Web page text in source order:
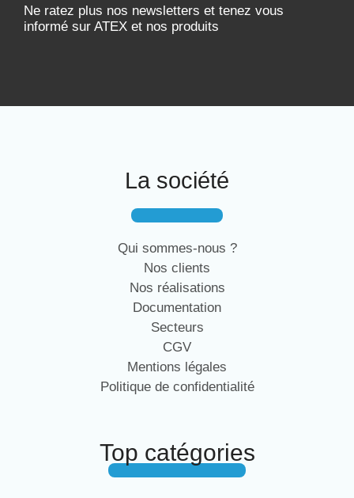
Ne ratez plus nos newsletters et tenez vous
informé sur ATEX et nos produits
La société
Qui sommes-nous ?
Nos clients
Nos réalisations
Documentation
Secteurs
CGV
Mentions légales
Politique de confidentialité
Top catégories